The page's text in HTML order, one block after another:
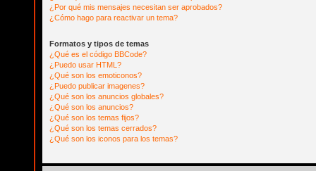
¿Por qué mis mensajes necesitan ser aprobados?
¿Cómo hago para reactivar un tema?
Formatos y tipos de temas
¿Qué es el código BBCode?
¿Puedo usar HTML?
¿Qué son los emoticonos?
¿Puedo publicar imagenes?
¿Qué son los anuncios globales?
¿Qué son los anuncios?
¿Qué son los temas fijos?
¿Qué son los temas cerrados?
¿Qué son los iconos para los temas?